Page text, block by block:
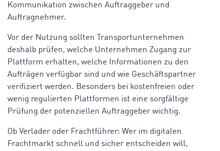
Kommunikation zwischen Auftraggeber und
Auftragnehmer.
Vor der Nutzung sollten Transportunternehmen
deshalb prüfen, welche Unternehmen Zugang zur
Plattform erhalten, welche Informationen zu den
Aufträgen verfügbar sind und wie Geschäftspartner
verifiziert werden. Besonders bei kostenfreien oder
wenig regulierten Plattformen ist eine sorgfältige
Prüfung der potenziellen Auftraggeber wichtig.
Ob Verlader oder Frachtführer: Wer im digitalen
Frachtmarkt schnell und sicher entscheiden will,